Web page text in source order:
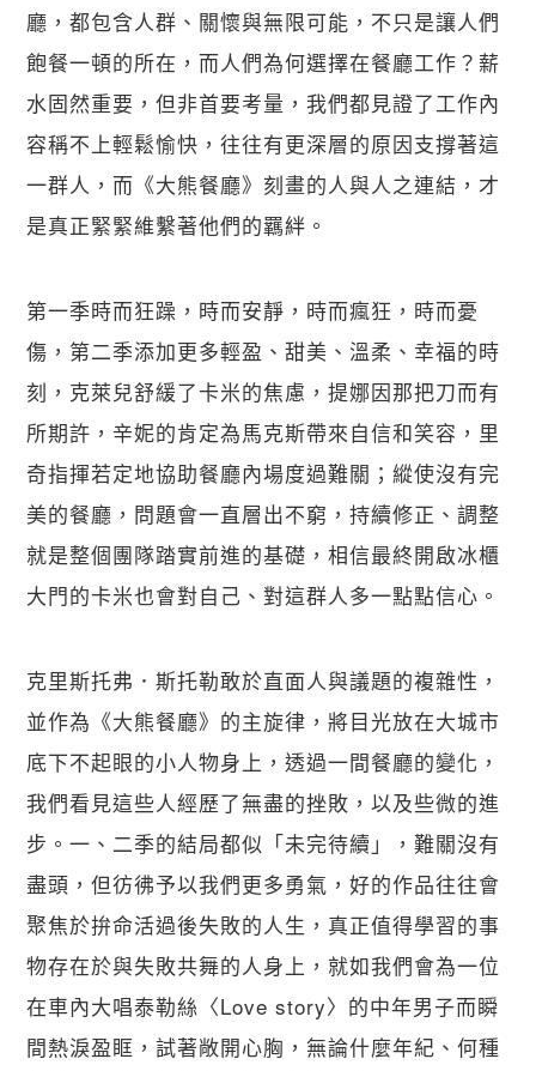
廳，都包含人群、關懷與無限可能，不只是讓人們
飽餐一頓的所在，而人們為何選擇在餐廳工作？薪
水固然重要，但非首要考量，我們都見證了工作內
容稱不上輕鬆愉快，往往有更深層的原因支撐著這
一群人，而《大熊餐廳》刻畫的人與人之連結，才
是真正緊緊維繫著他們的羈絆。
第一季時而狂躁，時而安靜，時而瘋狂，時而憂
傷，第二季添加更多輕盈、甜美、溫柔、幸福的時
刻，克萊兒舒緩了卡米的焦慮，提娜因那把刀而有
所期許，辛妮的肯定為馬克斯帶來自信和笑容，里
奇指揮若定地協助餐廳內場度過難關；縱使沒有完
美的餐廳，問題會一直層出不窮，持續修正、調整
就是整個團隊踏實前進的基礎，相信最終開啟冰櫃
大門的卡米也會對自己、對這群人多一點點信心。
克里斯托弗．斯托勒敢於直面人與議題的複雜性，
並作為《大熊餐廳》的主旋律，將目光放在大城市
底下不起眼的小人物身上，透過一間餐廳的變化，
我們看見這些人經歷了無盡的挫敗，以及些微的進
步。一、二季的結局都似「未完待續」，難關沒有
盡頭，但彷彿予以我們更多勇氣，好的作品往往會
聚焦於拚命活過後失敗的人生，真正值得學習的事
物存在於與失敗共舞的人身上，就如我們會為一位
在車內大唱泰勒絲〈Love story〉的中年男子而瞬
間熱淚盈眶，試著敞開心胸，無論什麼年紀、何種